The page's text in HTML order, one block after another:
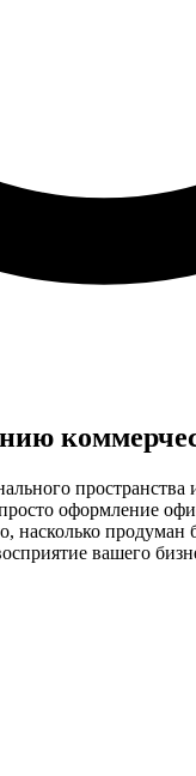
оформление
продуман
вашего